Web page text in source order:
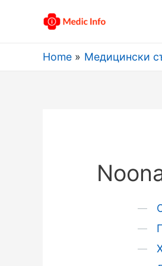
Home Медицински